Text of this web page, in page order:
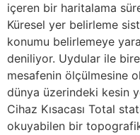
içeren bir haritalama
Küresel yer belirleme
konumu belirlemeye
deniliyor. Uydular ile
mesafenin ölçülmesine
dünya üzerindeki kesin
Cihaz Kısacası Total
okuyabilen bir